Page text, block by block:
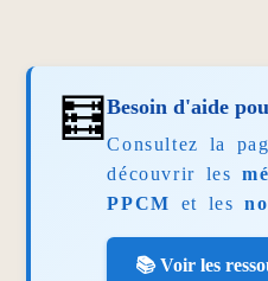
🧮Besoin d'aide
Consultez la
découvrir les
PPCM
et les
📚 Voir les